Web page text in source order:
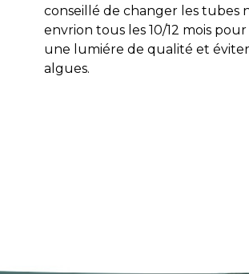
conseillé de changer les tubes
envrion tous les 10/12 mois
une lumiére de qualité et
algues.